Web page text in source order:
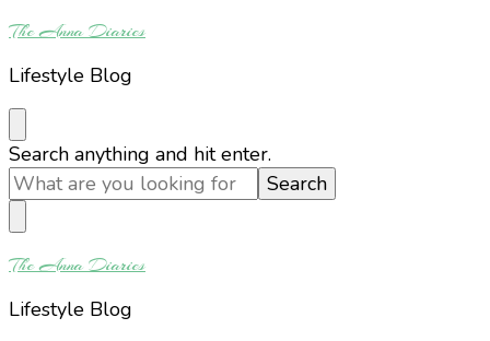
The Anna Diaries
Lifestyle Blog
Looking
for
Something?
Search anything and hit enter.
The Anna Diaries
Lifestyle Blog